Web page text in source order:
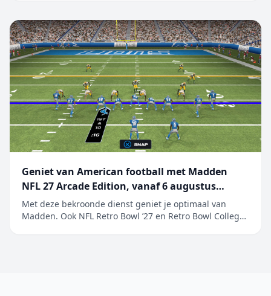
voor het derde kwartaal van het boekjaar 2026, dat
werd afgesloten op 27 juni 2026. De kwart...
Geniet van American football met Madden
NFL 27 Arcade Edition, vanaf 6 augustus
beschikbaar op Apple Arcade
Met deze bekroonde dienst geniet je optimaal van
Madden. Ook NFL Retro Bowl ’27 en Retro Bowl College+